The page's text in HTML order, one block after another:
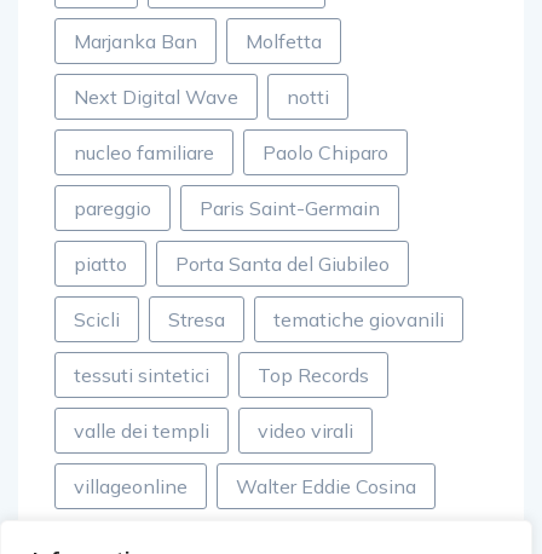
Marjanka Ban Molfetta
Next Digital Wave notti
nucleo familiare Paolo Chiparo
pareggio Paris Saint-Germain
piatto Porta Santa del Giubileo
Scicli Stresa tematiche giovanili
tessuti sintetici Top Records
valle dei templi video virali
villageonline Walter Eddie Cosina